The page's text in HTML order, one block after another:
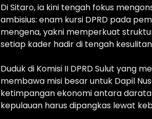
Di Sitaro, ia kini tengah fokus
ambisius: enam kursi DPRD pada
mengena, yakni memperkuat
setiap kader hadir di tengah
Duduk di Komisi II DPRD Sulut yang
membawa misi besar untuk Dapil
ketimpangan ekonomi antara
kepulauan harus dipangkas lewat